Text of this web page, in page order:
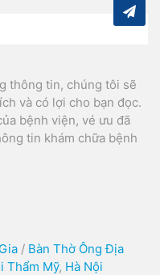
thông tin, chúng tôi sẽ
và có lợi cho bạn đọc.
bệnh viện, vé ưu đã
tin khám chữa bệnh
/ Bàn Thờ Ông Địa
Thẩm Mỹ, Hà Nội